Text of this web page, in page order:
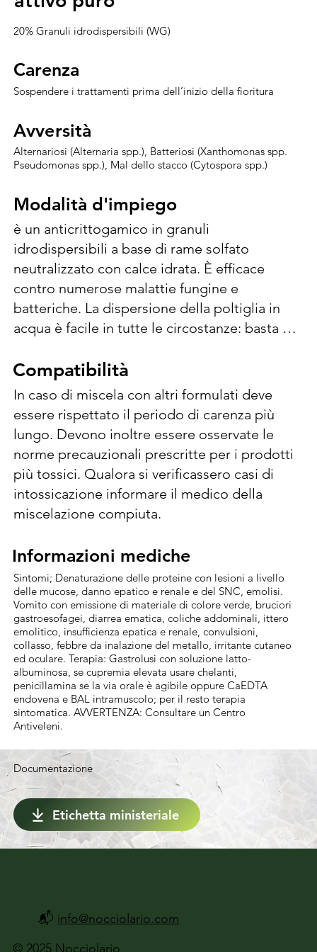
Etichetta ministeriale
Documentazione
20% Granuli idrodispersibili (WG)
Carenza
Carenza
Sospendere i trattamenti prima dell’inizio della fioritura
Avversità
Avversità
Alternariosi (Alternaria spp.), Batteriosi (Xanthomonas spp.
Pseudomonas spp.), Mal dello stacco (Cytospora spp.)
Modalità d'impiego
Modalità d'impiego
è un anticrittogamico in granuli
idrodispersibili a base di rame solfato
neutralizzato con calce idrata. È efficace
contro numerose malattie fungine e
batteriche. La dispersione della poltiglia in
acqua è facile in tutte le circostanze: basta
agitare. Viene distribuito mediante irroratrice
a volume normale impiegando i quantitativi
di acqua indicati di seguito.   Contro
Alternariosi (Alternaria spp.), Batteriosi
(Xanthomonas spp., Pseudomonas spp.), Mal
dello stacco (Cytospora spp.), intervenire alla
dose di 375-1000 g/hl d’acqua (3,75-5 kg/ha),
utilizzando dai 500 ai 1000 l/ha di acqua;
effettuare da 2 a 4 applicazioni per stagione
sia in trattamenti autunnali (dal 50% di caduta
foglie) che alla ripresa vegetativa fino alla
fase di pre-fioritura al verificarsi delle
condizioni favorevoli alle avversità, con un
intervallo tra i trattamenti minimo di 7 giorni.
Al fine di ridurre al minimo il potenziale
accumulo nel suolo e l'esposizione per gli
organismi non bersaglio, tenendo conto al
contempo delle condizioni agroclimatiche,
non superare l'applicazione cumulativa di 28
raccomanda di rispettare il quantitativo
applicato medio di 4 kg di rame per ettaro
all'anno.
Compatibilità
Compatibilità
In caso di miscela con altri formulati deve
essere rispettato il periodo di carenza più
lungo. Devono inoltre essere osservate le
norme precauzionali prescritte per i prodotti
più tossici. Qualora si verificassero casi di
intossicazione informare il medico della
miscelazione compiuta.
Informazioni mediche
Informazioni mediche
Sintomi; Denaturazione delle proteine con lesioni a livello
delle mucose, danno epatico e renale e del SNC, emolisi.
Vomito con emissione di materiale di colore verde, bruciori
gastroesofagei, diarrea ematica, coliche addominali, ittero
emolitico, insufficienza epatica e renale, convulsioni,
collasso, febbre da inalazione del metallo, irritante cutaneo
ed oculare. Terapia: Gastrolusi con soluzione latto-
albuminosa, se cupremia elevata usare chelanti,
penicillamina se la via orale è agibile oppure CaEDTA
endovena e BAL intramuscolo; per il resto terapia
sintomatica. AVVERTENZA: Consultare un Centro
Antiveleni.
© 2025 Nocciolario
📬 info@nocciolario.com